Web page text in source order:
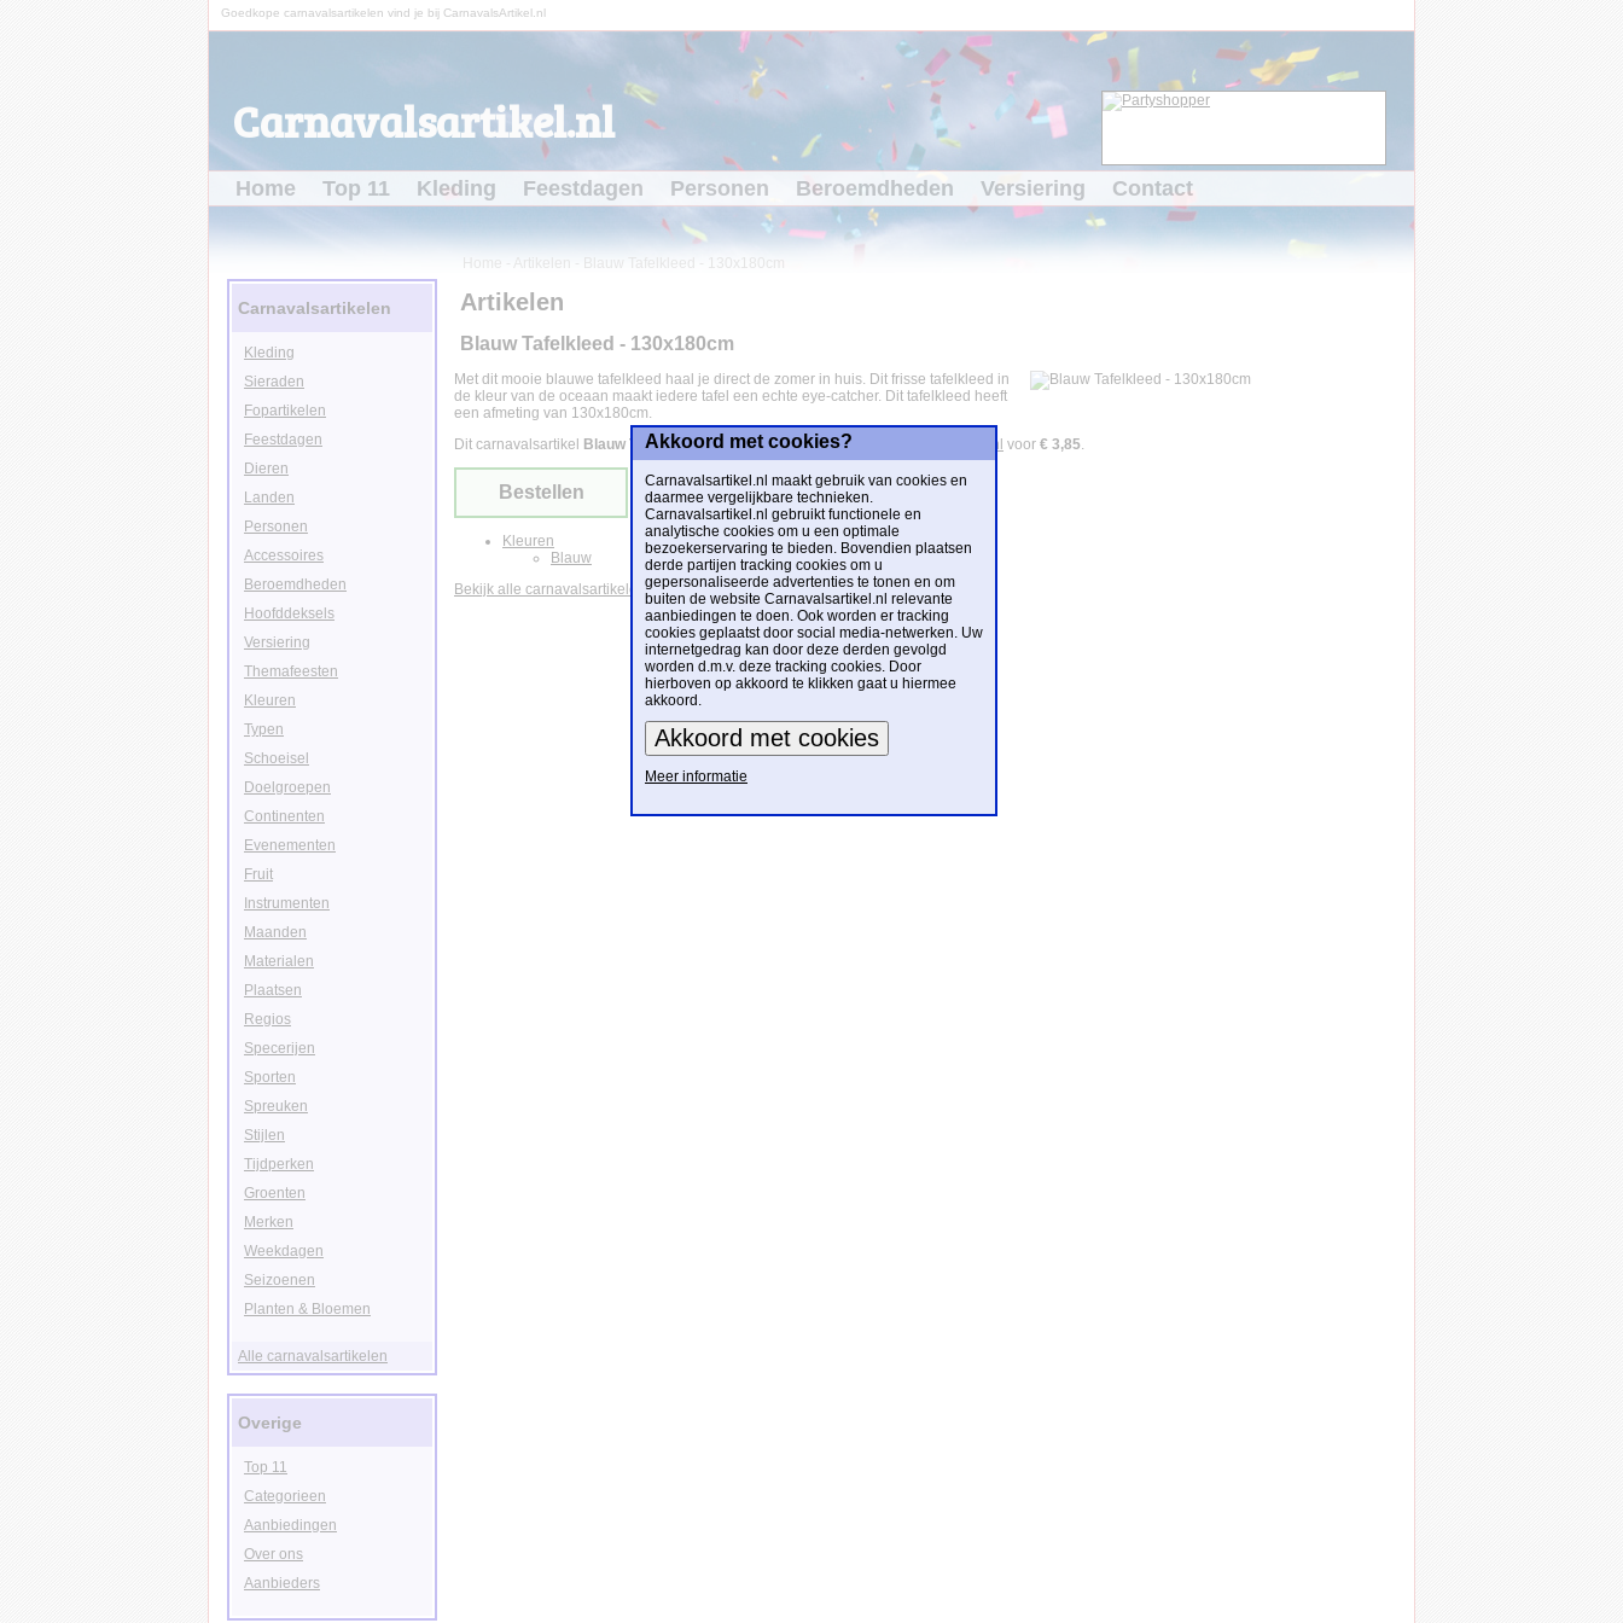
Goedkope carnavalsartikelen vind je bij CarnavalsArtikel.nl
Carnavalsartikel.nl
Home Top 11 Kleding Feestdagen Personen Beroemdheden Versiering Contact
Home Artikelen Blauw Tafelkleed - 130x180cm
Artikelen
Blauw Tafelkleed - 130x180cm
Met dit mooie blauwe tafelkleed haal je direct de zomer in huis. Dit frisse tafelkleed in
de kleur van de oceaan maakt iedere tafel een echte eye-catcher. Dit tafelkleed heeft
een afmeting van 130x180cm.
Dit carnavalsartikel
Blauw Tafelkleed - 130x180cmis te bestellen bij Feestwinkel.nl voor € 3,85.
Bestellen
Kleuren
Blauw
Bekijk alle carnavalsartikelen
Carnavalsartikelen
Kleding
Sieraden
Fopartikelen
Feestdagen
Dieren
Landen
Personen
Accessoires
Beroemdheden
Hoofddeksels
Versiering
Themafeesten
Kleuren
Typen
Schoeisel
Doelgroepen
Continenten
Evenementen
Fruit
Instrumenten
Maanden
Materialen
Plaatsen
Regios
Specerijen
Sporten
Spreuken
Stijlen
Tijdperken
Groenten
Merken
Weekdagen
Seizoenen
Planten & Bloemen
Alle carnavalsartikelen
Overige
Top 11
Categorieen
Aanbiedingen
Over ons
Aanbieders
Akkoord met cookies?
Carnavalsartikel.nl maakt gebruik van cookies en
daarmee vergelijkbare technieken.
Carnavalsartikel.nl gebruikt functionele en
analytische cookies om u een optimale
bezoekerservaring te bieden. Bovendien plaatsen
derde partijen tracking cookies om u
gepersonaliseerde advertenties te tonen en om
buiten de website Carnavalsartikel.nl relevante
aanbiedingen te doen. Ook worden er tracking
cookies geplaatst door social media-netwerken. Uw
internetgedrag kan door deze derden gevolgd
worden d.m.v. deze tracking cookies. Door
hierboven op akkoord te klikken gaat u hiermee
akkoord.
Meer informatie